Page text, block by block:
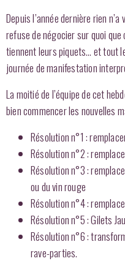
Depuis l’année dernière rien
refuse de négocier sur quoi que
tiennent leurs piquets… et tout
journée de manifestation
La moitié de l’équipe de cet
bien commencer les nouvelles
Résolution n°1 :
Résolution n°2 :
Résolution n°3 :
ou du vin rouge
Résolution n°4 :
Résolution n°5 : Gilets
Résolution n°6 :
rave-parties.